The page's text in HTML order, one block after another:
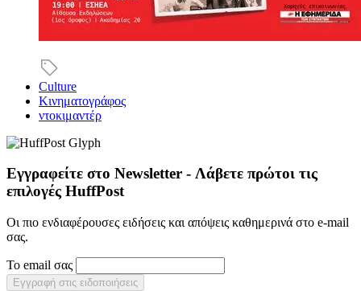
Culture
Κινηματογράφος
ντοκιμαντέρ
Εγγραφείτε στο Newsletter - Λάβετε πρώτοι τις
επιλογές HuffPost
Οι πιο ενδιαφέρουσες ειδήσεις και απόψεις καθημερινά στο e-mail
σας.
Το email σας
Εγγραφή στις ειδοποιήσεις